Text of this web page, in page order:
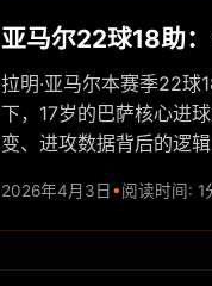
亚马尔22球18助
拉明·亚马尔本赛季22
下，17岁的巴萨核心进
变、进攻数据背后的逻
2026年4月3日 阅读时间: 1